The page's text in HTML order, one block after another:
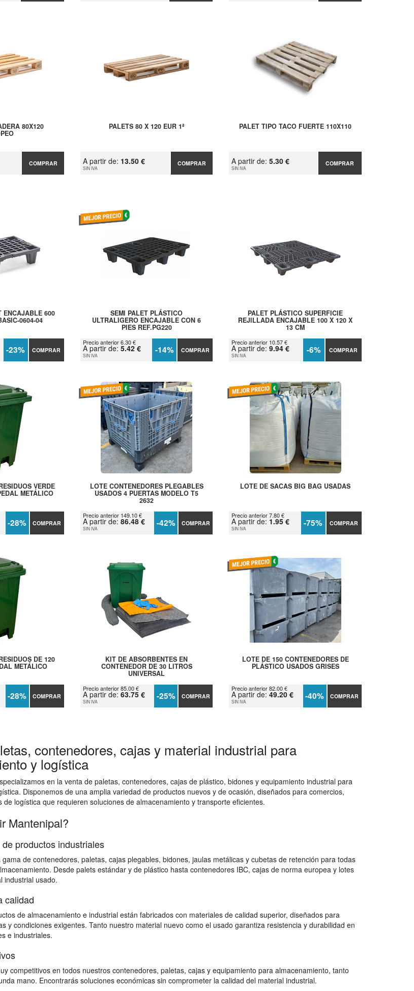
80X120
COMPRAR
PALETS 80 X 120 EUR 1ª
A partir de: 13.50 €
SIN IVA
COMPRAR
PALET TIPO TACO FUERTE 110X110
A partir de:5.30 €
SIN IVA
COMPRAR
ENCAJABLE 600
0604-04
-23% COMPRAR
SEMI PALET PLÁSTICO
ULTRALIGERO ENCAJABLE CON 6
PIES REF.PG220
Precio anterior 6.30 €
A partir de: 5.42 €
SIN IVA -14% COMPRAR
PALET PLÁSTICO SUPERFICIE
REJILLADA ENCAJABLE 100 X 120 X
13 CM
Precio anterior 10.57 €
A partir de:9.94 €
SIN IVA -6% COMPRAR
VERDE
METÁLICO
-28% COMPRAR
LOTE CONTENEDORES PLEGABLES
USADOS 4 PUERTAS MODELO T5
2632
Precio anterior 149.10 €
A partir de: 86.48 €
SIN IVA -42% COMPRAR
LOTE DE SACAS BIG BAG USADAS
Precio anterior 7.80 €
A partir de: 1.95 €
SIN IVA -75% COMPRAR
DE 120
METÁLICO
-28% COMPRAR
KIT DE ABSORBENTES EN
CONTENEDOR DE 30 LITROS
UNIVERSAL
Precio anterior 85.00 €
A partir de: 63.75 €
SIN IVA -25% COMPRAR
LOTE DE 150 CONTENEDORES DE
PLÁSTICO USADOS GRISES
Precio anterior 82.00 €
A partir de:49.20 €
SIN IVA -40% COMPRAR
contenedores, cajas y material industrial para
y logística
en la venta de paletas, contenedores, cajas de plástico, bidones y equipamiento industrial para
Disponemos de una amplia variedad de productos nuevos y de ocasión, diseñados para comercios,
de logística que requieren soluciones de almacenamiento y transporte eficientes.
Mantenipal?
productos industriales
de contenedores, paletas, cajas plegables, bidones, jaulas metálicas y cubetas de retención para todas
Desde palets estándar y de plástico hasta contenedores IBC, cajas de norma europea y lotes
industrial usado.
calidad
de almacenamiento e industrial están fabricados con materiales de calidad superior, diseñados para
y condiciones exigentes. Tanto nuestro material nuevo como el usado garantiza resistencia y durabilidad en
e industriales.
competitivos en todos nuestros contenedores, paletas, cajas y equipamiento para almacenamiento, tanto
mano. Encontrarás soluciones económicas sin comprometer la calidad del material industrial.